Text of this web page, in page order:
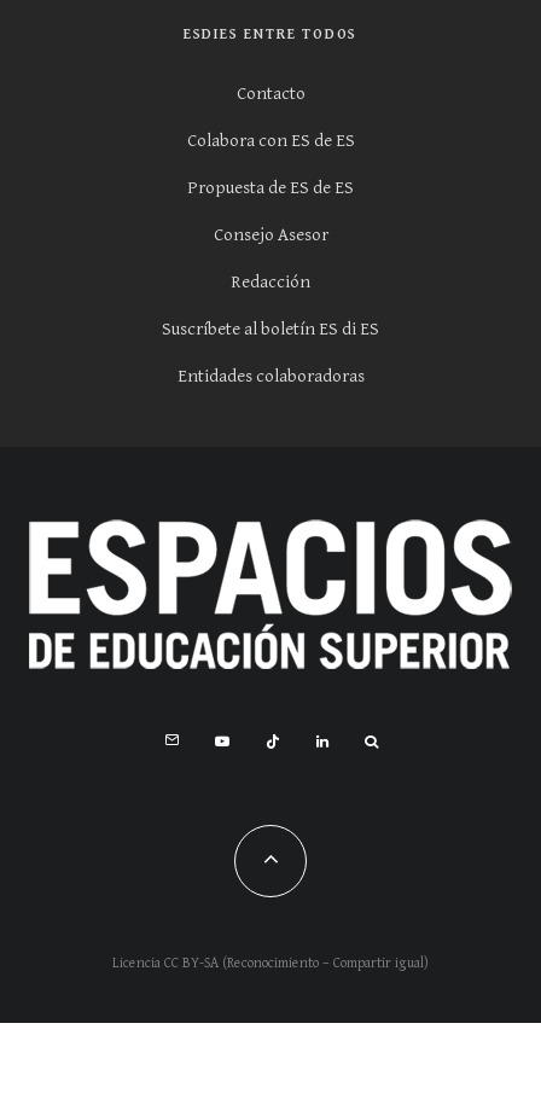
ESDIES ENTRE TODOS
Contacto
Colabora con ES de ES
Propuesta de ES de ES
Consejo Asesor
Redacción
Suscríbete al boletín ES di ES
Entidades colaboradoras
Licencia CC BY-SA (Reconocimiento – Compartir igual)